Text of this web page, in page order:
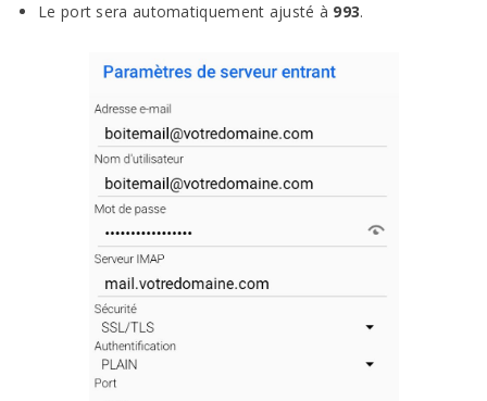
Le port sera automatiquement ajusté à 993.